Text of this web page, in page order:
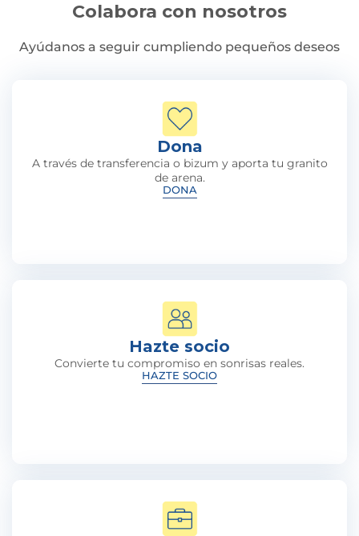
Colabora con nosotros
Ayúdanos a seguir cumpliendo pequeños deseos
Dona
A través de transferencia o bizum y aporta tu granito
de arena.
DONA
Hazte socio
Convierte tu compromiso en sonrisas reales.
HAZTE SOCIO